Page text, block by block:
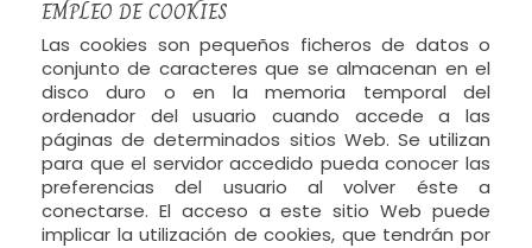
EMPLEO DE COOKIES
Las cookies son pequeños ficheros de datos o
conjunto de caracteres que se almacenan en el
disco duro o en la memoria temporal del
ordenador del usuario cuando accede a las
páginas de determinados sitios Web. Se utilizan
para que el servidor accedido pueda conocer las
preferencias del usuario al volver éste a
conectarse. El acceso a este sitio Web puede
implicar la utilización de cookies, que tendrán por